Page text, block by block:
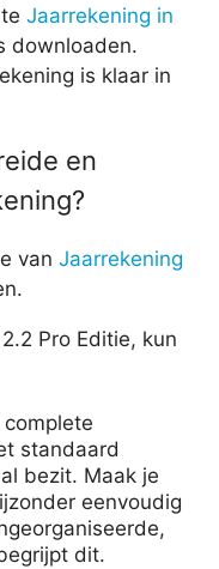
Jaarrekening in
downloaden.
is klaar in
en
van Jaarrekening
Pro Editie, kun
standaard
bezit. Maak je
eenvoudig
dit.